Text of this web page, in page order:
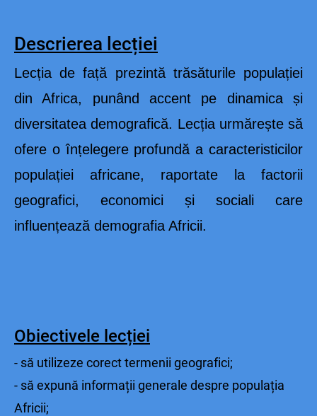
Descrierea lecției
Lecția de față prezintă trăsăturile populației
din Africa, punând accent pe dinamica și
diversitatea demografică. Lecția urmărește să
ofere o înțelegere profundă a caracteristicilor
populației africane, raportate la factorii
geografici, economici și sociali care
influențează demografia Africii.
Obiectivele lecției
- să utilizeze corect termenii geografici;
- să expună informații generale despre populația
Africii;